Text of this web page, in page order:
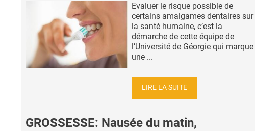
Evaluer le risque possible de
certains amalgames dentaires sur
la santé humaine, c’est la
démarche de cette équipe de
l’Université de Géorgie qui marque
une ...
LIRE LA SUITE
GROSSESSE: Nausée du matin,